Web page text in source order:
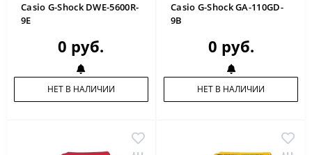
Casio G-Shock DWE-5600R-
9E
0 руб.
НЕТ В НАЛИЧИИ
Casio G-Shock GA-110GD-
9B
0 руб.
НЕТ В НАЛИЧИИ